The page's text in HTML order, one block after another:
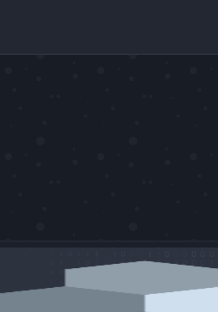
MARVIN MADISON KELLER